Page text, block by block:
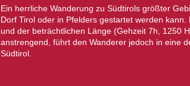
Ein herrliche Wanderung zu Südtirols größter
Dorf Tirol oder in Pfelders gestartet werden
und der beträchtlichen Länge (Gehzeit 7h, 1250
anstrengend, führt den Wanderer jedoch in eine
Südtirol.